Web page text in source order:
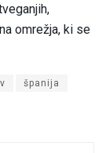
omrežja, ki se
španija